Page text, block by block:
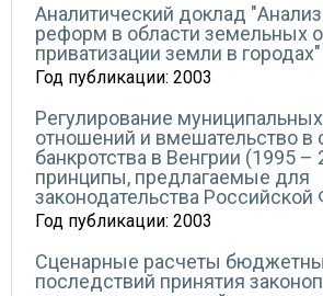
Аналитический доклад
реформ в области земельных
приватизации земли в городах"
Год публикации: 2003
Регулирование
отношений и вмешательство в
банкротства в Венгрии (1995 –
принципы, предлагаемые для
законодательства
Год публикации: 2003
Сценарные расчеты
последствий принятия